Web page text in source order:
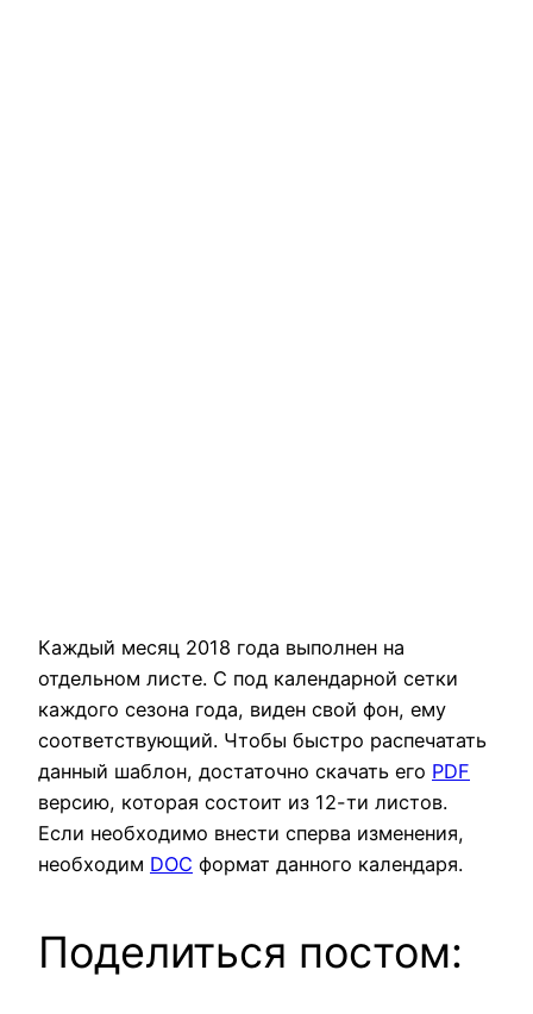
Каждый месяц 2018 года выполнен на
отдельном листе. С под календарной сетки
каждого сезона года, виден свой фон, ему
соответствующий. Чтобы быстро распечатать
данный шаблон, достаточно скачать его PDF
версию, которая состоит из 12-ти листов.
Если необходимо внести сперва изменения,
необходим DOC формат данного календаря.
Поделиться постом: